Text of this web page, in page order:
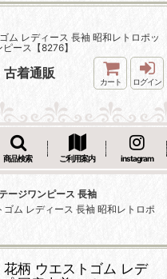
ム レディース 長袖 昭和レトロポッ
ース【8276】
古着通販
カート ログイン
商品検索 ご利用案内 instagram
ージワンピース 長袖
ム レディース 長袖 昭和レトロポ
柄 ウエストゴム レデ